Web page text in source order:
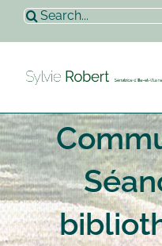
Passer
contenu
Rechercher:
Accueil
Sylvie Robert
Actualités